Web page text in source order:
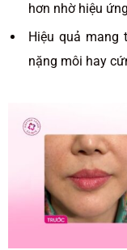
hơn nhờ hiệu
Hiệu quả mang
nặng môi hay